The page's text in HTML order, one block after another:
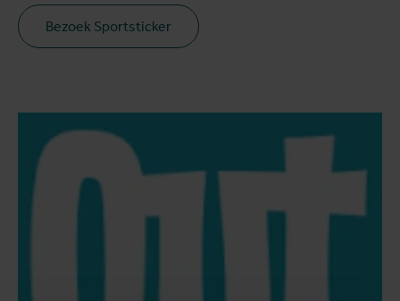
Bezoek Sportsticker